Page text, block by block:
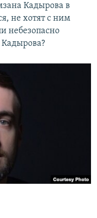
Кадырова в
не хотят с ним
небезопасно